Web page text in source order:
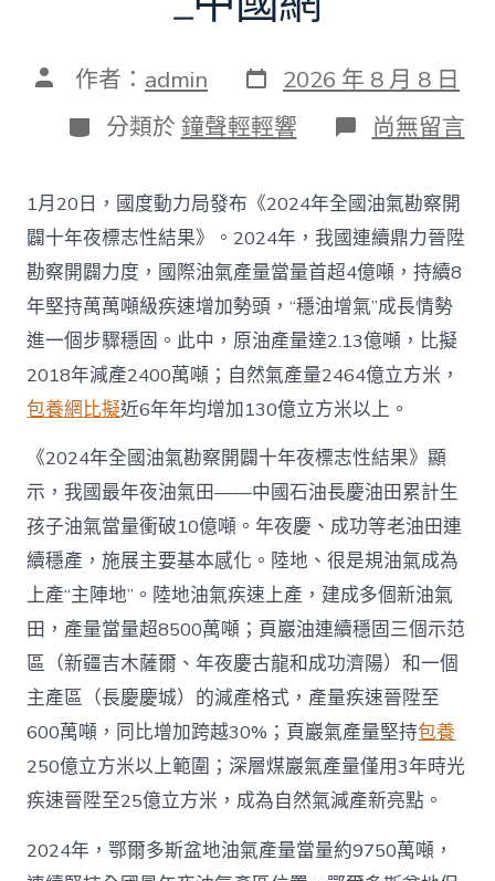
文 作者： admin 發
表
日
期
2026 年 8 月 8 日
分
類
分類於 鐘聲輕輕響 在
〈往
國
際
油
氣
查
包
養
app
產
量
當
首
超
4
億
噸
_
中
國
網〉
中
尚無留言
1月20日，國度動力局發布《2024年全國油氣勘察開
闢十年夜標志性結果》。2024年，我國連續鼎力晉陞
勘察開闢力度，國際油氣產量當量首超4億噸，持續8
年堅持萬萬噸級疾速增加勢頭，“穩油增氣”成長情勢
進一個步驟穩固。此中，原油產量達2.13億噸，比擬
2018年減產2400萬噸；自然氣產量2464億立方米，
包養網比擬近6年年均增加130億立方米以上。
《2024年全國油氣勘察開闢十年夜標志性結果》顯
示，我國最年夜油氣田——中國石油長慶油田累計生
孩子油氣當量衝破10億噸。年夜慶、成功等老油田連
續穩產，施展主要基本感化。陸地、很是規油氣成為
上產“主陣地”。陸地油氣疾速上產，建成多個新油氣
田，產量當量超8500萬噸；頁巖油連續穩固三個示范
區（新疆吉木薩爾、年夜慶古龍和成功濟陽）和一個
主產區（長慶慶城）的減產格式，產量疾速晉陞至
600萬噸，同比增加跨越30%；頁巖氣產量堅持包養
250億立方米以上範圍；深層煤巖氣產量僅用3年時光
疾速晉陞至25億立方米，成為自然氣減產新亮點。
2024年，鄂爾多斯盆地油氣產量當量約9750萬噸，